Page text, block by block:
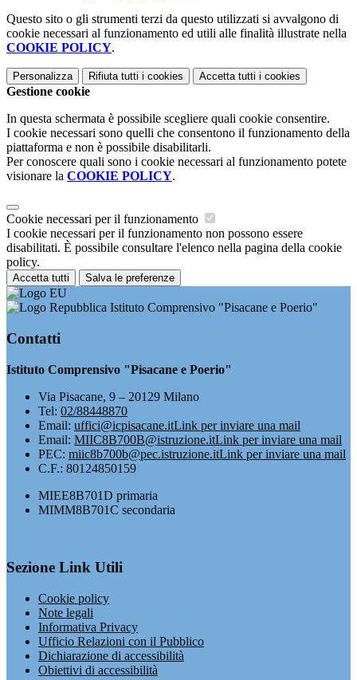
Questo sito o gli strumenti terzi da questo utilizzati si avvalgono di
cookie necessari al funzionamento ed utili alle finalità illustrate nella
COOKIE POLICY.
Personalizza Rifiuta tutti i cookies Accetta tutti i cookies
Gestione cookie
In questa schermata è possibile scegliere quali cookie consentire.
I cookie necessari sono quelli che consentono il funzionamento della
piattaforma e non è possibile disabilitarli.
Per conoscere quali sono i cookie necessari al funzionamento potete
visionare la COOKIE POLICY.
Cookie necessari per il funzionamento
I cookie necessari per il funzionamento non possono essere
disabilitati. È possibile consultare l'elenco nella pagina della cookie
policy.
Accetta tutti Salva le preferenze
Istituto Comprensivo "Pisacane e Poerio"
Contatti
Istituto Comprensivo "Pisacane e Poerio"
Via Pisacane, 9 – 20129 Milano
Tel: 02/88448870
Email: uffici@icpisacane.itLink per inviare una mail
Email: MIIC8B700B@istruzione.itLink per inviare una mail
PEC: miic8b700b@pec.istruzione.itLink per inviare una mail
C.F.: 80124850159
MIEE8B701D primaria
MIMM8B701C secondaria
Sezione Link Utili
Cookie policy
Note legali
Informativa Privacy
Ufficio Relazioni con il Pubblico
Dichiarazione di accessibilità
Obiettivi di accessibilità